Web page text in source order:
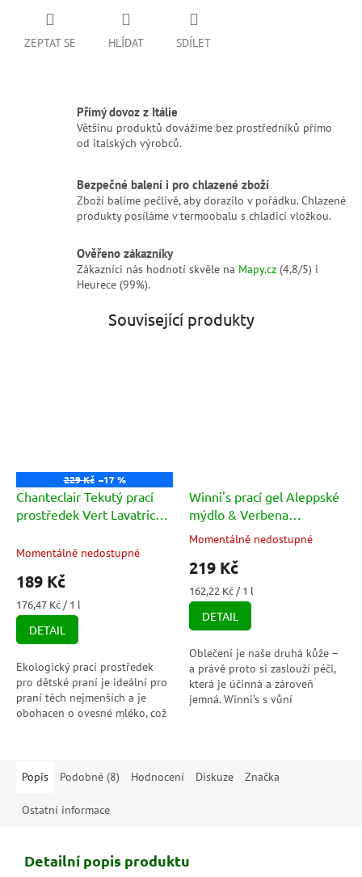
ZEPTAT SE HLÍDAT SDÍLET
Přímý dovoz z Itálie
Většinu produktů dovážíme bez prostředníků přímo
od italských výrobců.
Bezpečné balení i pro chlazené zboží
Zboží balíme pečlivě, aby dorazilo v pořádku. Chlazené
produkty posíláme v termoobalu s chladicí vložkou.
Ověřeno zákazníky
Zákazníci nás hodnotí skvěle na Mapy.cz (4,8/5) i
Heurece (99%).
Související produkty
229 Kč –17 %
Chanteclair Tekutý prací
prostředek Vert Lavatrice
Momentálně nedostupné
189 Kč
Měrná
cena:
176,47 Kč / 1 l
DETAIL
Ekologický prací prostředek
pro dětské praní je ideální pro
praní těch nejmenších a je
obohacen o ovesné mléko, což
Winni's prací gel Aleppské
mýdlo & Verbena
(Lavatrice Ecoricarica
Aleppo E Verbena 30
Lavaggi) 1350ml
Průměrné
hodnocení
produktu
je
5,0
5
hvězdiček.
Momentálně nedostupné
219 Kč
Měrná
cena:
162,22 Kč / 1 l
DETAIL
Oblečení je naše druhá kůže –
a právě proto si zaslouží péči,
která je účinná a zároveň
jemná. Winni’s s vůní
Popis Podobné (8) Hodnocení Diskuze Značka
Ostatní informace
Detailní popis produktu